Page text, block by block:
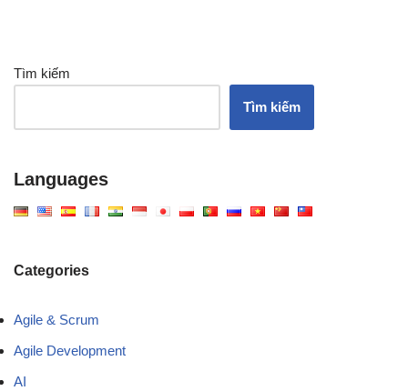
Tìm kiếm
Tìm kiếm
Languages
Categories
Agile & Scrum
Agile Development
AI